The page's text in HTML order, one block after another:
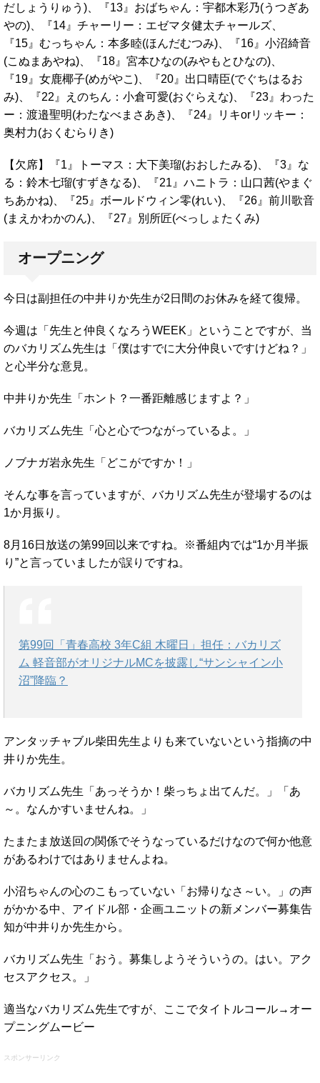
だしょうりゅう)、『13』おばちゃん：宇都木彩乃(うつぎあ
やの)、『14』チャーリー：エゼマタ健太チャールズ、
『15』むっちゃん：本多睦(ほんだむつみ)、『16』小沼綺音
(こぬまあやね)、『18』宮本ひなの(みやもとひなの)、
『19』女鹿椰子(めがやこ)、『20』出口晴臣(でぐちはるお
み)、『22』えのちん：小倉可愛(おぐらえな)、『23』わった
ー：渡邉聖明(わたなべまさあき)、『24』リキorリッキー：
奥村力(おくむらりき)
【欠席】『1』トーマス：大下美瑠(おおしたみる)、『3』な
る：鈴木七瑠(すずきなる)、『21』ハニトラ：山口茜(やまぐ
ちあかね)、『25』ボールドウィン零(れい)、『26』前川歌音
(まえかわかのん)、『27』別所匠(べっしょたくみ)
オープニング
今日は副担任の中井りか先生が2日間のお休みを経て復帰。
今週は「先生と仲良くなろうWEEK」ということですが、当
のバカリズム先生は「僕はすでに大分仲良いですけどね？」
と心半分な意見。
中井りか先生「ホント？一番距離感じますよ？」
バカリズム先生「心と心でつながっているよ。」
ノブナガ岩永先生「どこがですか！」
そんな事を言っていますが、バカリズム先生が登場するのは
1か月振り。
8月16日放送の第99回以来ですね。※番組内では“1か月半振
り”と言っていましたが誤りですね。
第99回「青春高校 3年C組 木曜日」担任：バカリズ
ム 軽音部がオリジナルMCを披露し“サンシャイン小
沼”降臨？
アンタッチャブル柴田先生よりも来ていないという指摘の中
井りか先生。
バカリズム先生「あっそうか！柴っちょ出てんだ。」「あ
～。なんかすいませんね。」
たまたま放送回の関係でそうなっているだけなので何か他意
があるわけではありませんよね。
小沼ちゃんの心のこもっていない「お帰りなさ～い。」の声
がかかる中、アイドル部・企画ユニットの新メンバー募集告
知が中井りか先生から。
バカリズム先生「おう。募集しようそういうの。はい。アク
セスアクセス。」
適当なバカリズム先生ですが、ここでタイトルコール→オー
プニングムービー
スポンサーリンク